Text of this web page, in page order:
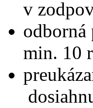
v
odborná
min. 10